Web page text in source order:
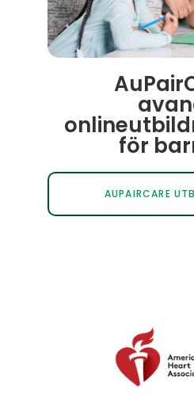
för
AUPAIRCARE